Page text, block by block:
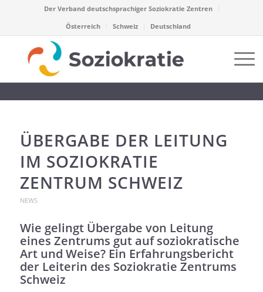
Der Verband deutschsprachiger Soziokratie Zentren
Österreich
Schweiz Deutschland
ÜBERGABE DER LEITUNG
IM SOZIOKRATIE
ZENTRUM SCHWEIZ
NEWS
Wie gelingt Übergabe von Leitung
eines Zentrums gut auf soziokratische
Art und Weise? Ein Erfahrungsbericht
der Leiterin des Soziokratie Zentrums
Schweiz